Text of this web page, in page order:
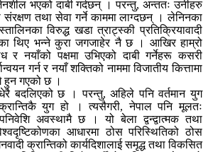
भएको दाबी गर्दछन् । परन्तु, अन्ततः उनीहरु
संरक्षण तथा सेवा गर्ने काममा लाग्दछन् । लेनिनका
विरुद्ध खडा त्राट्स्की प्रतिक्रियावादी
थिए भन्ने कुरा जगजाहेर नै छ । आखिर हाम्रो
र नयाँको पक्षमा उभिएको दाबी गर्नेहरू कसरी
गर्न र नयाँ शक्तिको नाममा विजातीय कित्तामा
हुन गएको छ ।
बदलिएको छ । परन्तु, अहिले पनि वर्तमान युग
क्रान्तिकै युग हो । त्यसैगरी, नेपाल पनि मूलतः
अवस्थामै छ । यो बेला द्वन्द्वात्मक तथा
आधारमा ठोस परिस्थितिको ठोस
क्रान्तिको कार्यदिशालाई समृद्ध तथा विकसित